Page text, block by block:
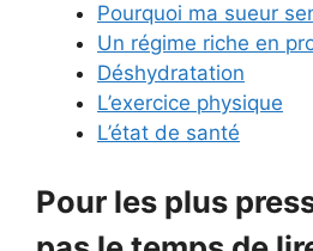
Pourquoi ma sueur
Un régime riche en
Déshydratation
L’exercice physique
L’état de santé
Pour les plus